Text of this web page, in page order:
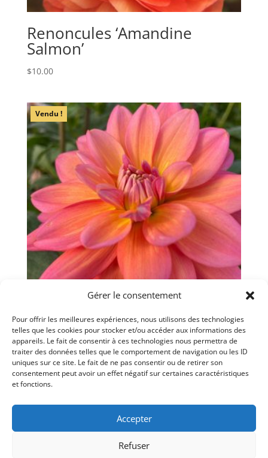
Gérer le consentement
Pour offrir les meilleures expériences, nous utilisons des technologies
telles que les cookies pour stocker et/ou accéder aux informations des
appareils. Le fait de consentir à ces technologies nous permettra de
traiter des données telles que le comportement de navigation ou les ID
uniques sur ce site. Le fait de ne pas consentir ou de retirer son
consentement peut avoir un effet négatif sur certaines caractéristiques
et fonctions.
Accepter
Refuser
Renoncules ‘Amandine
Salmon’
$10.00
Vendu !
Dahlia ‘Great Silence’
$12.00
© LaSauvageonne 2026 -- 985 Rang Rivière